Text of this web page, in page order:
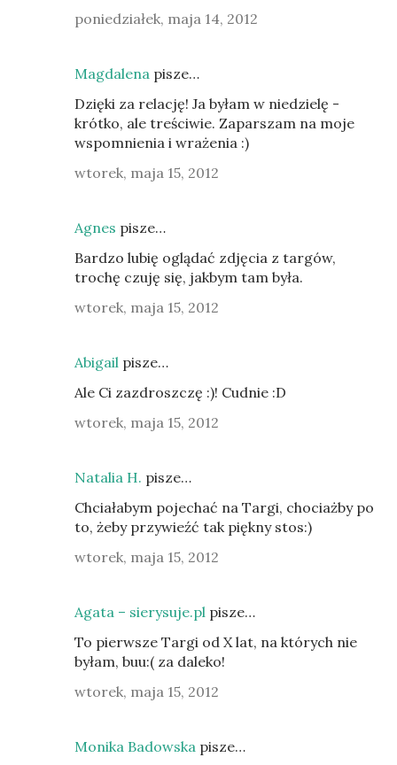
poniedziałek, maja 14, 2012
Magdalena pisze…
Dzięki za relację! Ja byłam w niedzielę -
krótko, ale treściwie. Zaparszam na moje
wspomnienia i wrażenia :)
wtorek, maja 15, 2012
Agnes pisze…
Bardzo lubię oglądać zdjęcia z targów,
trochę czuję się, jakbym tam była.
wtorek, maja 15, 2012
Abigail pisze…
Ale Ci zazdroszczę :)! Cudnie :D
wtorek, maja 15, 2012
Natalia H. pisze…
Chciałabym pojechać na Targi, chociażby po
to, żeby przywieźć tak piękny stos:)
wtorek, maja 15, 2012
Agata – sierysuje.pl pisze…
To pierwsze Targi od X lat, na których nie
byłam, buu:( za daleko!
wtorek, maja 15, 2012
Monika Badowska pisze…